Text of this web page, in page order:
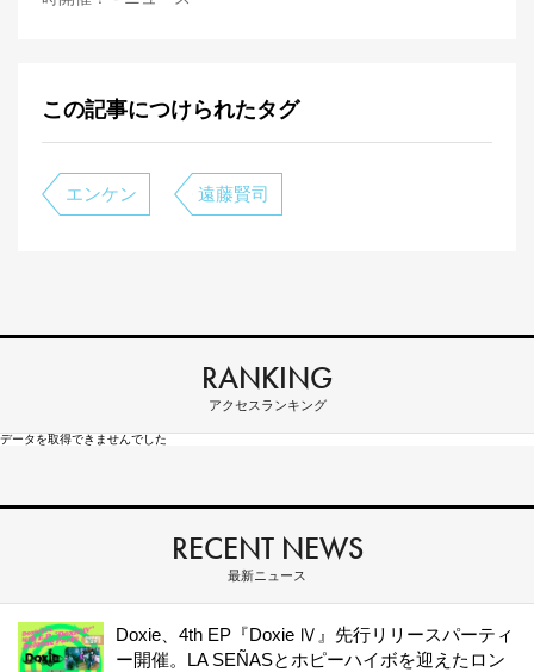
この記事につけられたタグ
エンケン 遠藤賢司
RANKING
アクセスランキング
データを取得できませんでした
RECENT NEWS
最新ニュース
Doxie、4th EP『Doxie Ⅳ』先行リリースパーティ
ー開催。LA SEÑASとホピーハイボを迎えたロン